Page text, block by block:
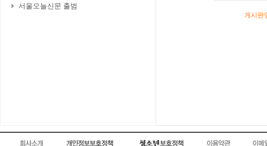
서울오늘신문 출범
게시판